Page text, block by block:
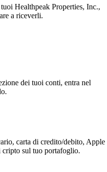
Healthpeak Properties, Inc.,
a riceverli.
dei tuoi conti, entra nel
carta di credito/debito, Apple
cripto sul tuo portafoglio.